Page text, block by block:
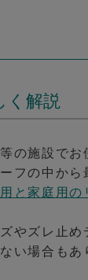
く解説
の施設でお
ーフの中から
と家庭用の
やズレ止め
い場合もあ